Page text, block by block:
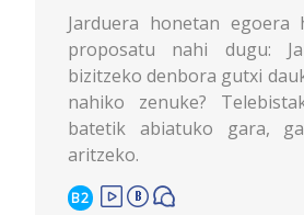
Jarduera honetan egoera
proposatu nahi dugu:
bizitzeko denbora gutxi
nahiko zenuke?
batetik abiatuko gara,
aritzeko.
B2